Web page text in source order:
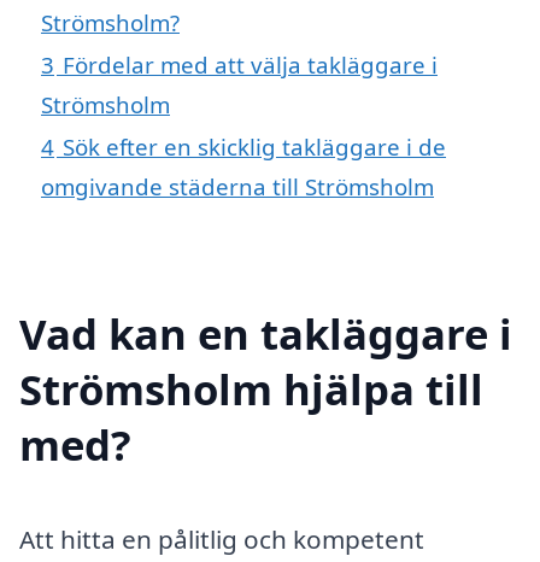
Strömsholm?
3 Fördelar med att välja takläggare i
Strömsholm
4 Sök efter en skicklig takläggare i de
omgivande städerna till Strömsholm
Vad kan en takläggare i
Strömsholm hjälpa till
med?
Att hitta en pålitlig och kompetent